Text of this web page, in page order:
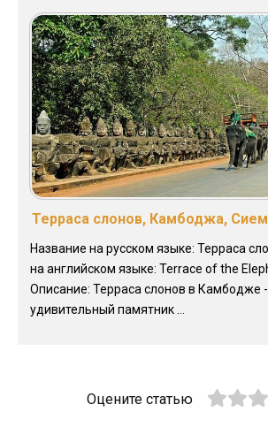
Терраса слонов, Камбоджа,
Название на русском языке: Терраса
на английском языке: Terrace of the
Описание: Терраса слонов в Камбодже -
удивительный памятник ...
Оцените статью